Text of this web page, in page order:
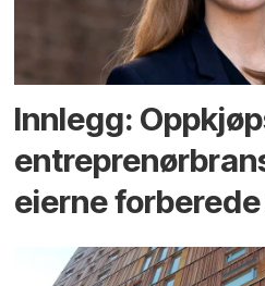
Innlegg:
eierne